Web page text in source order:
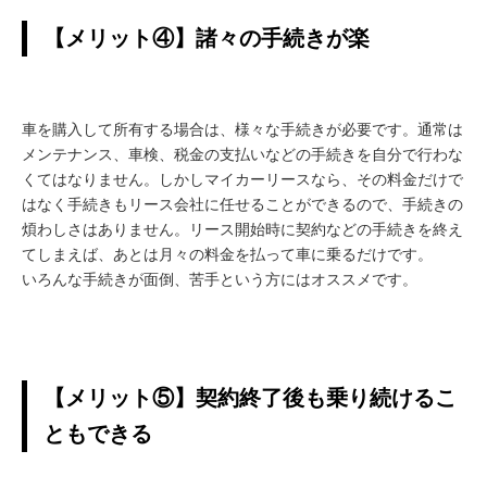
【メリット④】諸々の手続きが楽
車を購入して所有する場合は、様々な手続きが必要です。通常は
メンテナンス、車検、税金の支払いなどの手続きを自分で行わな
くてはなりません。しかしマイカーリースなら、その料金だけで
はなく手続きもリース会社に任せることができるので、手続きの
煩わしさはありません。リース開始時に契約などの手続きを終え
てしまえば、あとは月々の料金を払って車に乗るだけです。
いろんな手続きが面倒、苦手という方にはオススメです。
【メリット⑤】契約終了後も乗り続けるこ
ともできる